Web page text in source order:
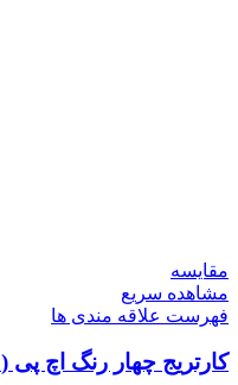
مقایسه
مشاهده سریع
فهرست علاقه مندی ها
کارتریج چهار رنگ اچ پی (hp) 126A